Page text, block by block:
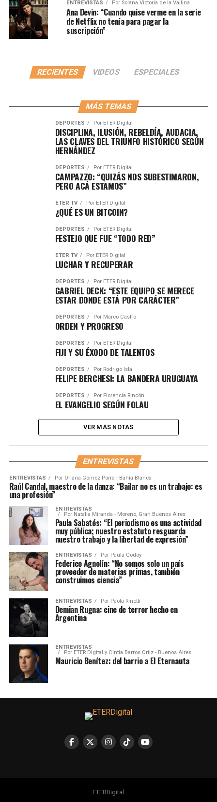
ENTREVISTAS Por Solana Victoria de la Vallina
Ana Devin: “Cuando quise verme en la serie
de Netflix no tenía para pagar la
suscripción”
RECIENTES VIDEOS ESPECIALES
MÁS TEMAS
DEPORTES Por ETER Digital
DISCIPLINA, ILUSIÓN, REBELDÍA, AUDACIA.
LAS CLAVES DEL TRIUNFO HISTÓRICO SEGÚN
HERNÁNDEZ
DEPORTES Por ETER Digital
CAMPAZZO: “QUIZÁS NOS SUBESTIMARON,
PERO ACÁ ESTAMOS”
ETER TV Por ETER Digital
¿QUÉ ES UN BITCOIN?
DEPORTES Por ETER Digital
FESTEJO QUE FUE “TODO RED”
ETER TV Por ETER Digital
LUCHAR Y RECUPERAR
DEPORTES Por ETER Digital
GABRIEL DECK: “ESTE EQUIPO SE MERECE
ESTAR DONDE ESTÁ POR CARÁCTER”
DEPORTES Por Marco Castro
ORDEN Y PROGRESO
DEPORTES Por ETER Digital
FIJI Y SU ÉXODO DE TALENTOS
DEPORTES Por Rodrigo Isla
FELIPE BERCHESI: LA BANDERA URUGUAYA
DEPORTES Por Florencia Rincón
EL EVANGELIO SEGÚN FOLAU
VER MÁS NOTAS
ENTREVISTAS
ENTREVISTAS Por Oriana Gómez Porra - Bahía Blanca
Raúl Candal, maestro de la danza: “Bailar no es un trabajo: es
una profesión”
ENTREVISTAS
Por Natalia Miranda - Moreno, Gran Buenos Aires
Paula Sabatés: “El periodismo es una actividad
muy pública; nuestro estatuto resguarda
nuestro trabajo y la libertad de expresión”
ENTREVISTAS Por Paula Godoy
Federico Agnolín: “No somos solo un país
proveedor de materias primas, también
construimos ciencia”
ENTREVISTAS Por Paola Rinetti
Demian Rugna: cine de terror hecho en
Argentina
ENTREVISTAS
Por ETER Digital y Cintia Barros Ortiz - Buenos Aires
Mauricio Benítez: del barrio a El Eternauta
ETERDigital